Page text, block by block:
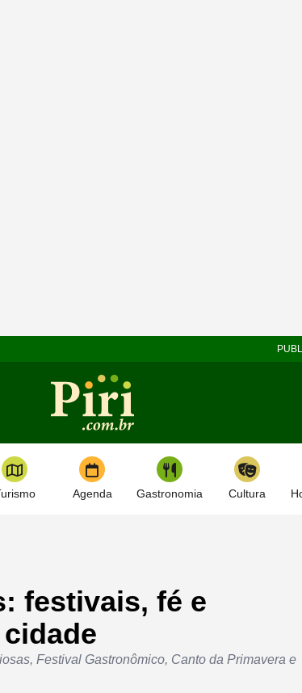
Agenda Gastronomia Cultura
festivais, fé e
Festival Gastronômico, Canto da Primavera e